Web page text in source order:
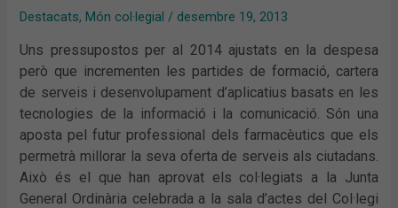
Destacats, Món col·legial / desembre 19, 2013
Uns pressupostos per al 2014 ajustats en la despesa
però que incrementen les partides de formació, cartera
de serveis i desenvolupament d’aplicatius basats en les
tecnologies de la informació i la comunicació. Són una
aposta pel futur professional dels farmacèutics que els
permetrà millorar la seva oferta de serveis als ciutadans.
Això és el que han aprovat els col·legiats a la Junta
General Ordinària celebrada a la sala d’actes del Col·legi